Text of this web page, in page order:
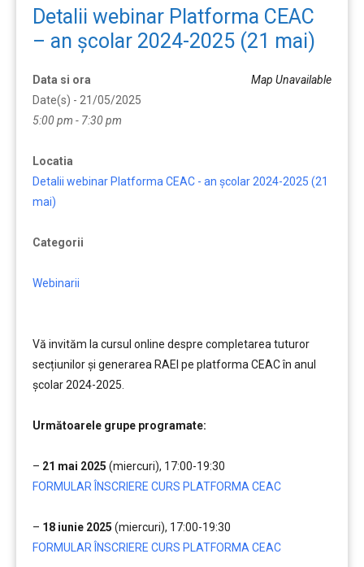
Detalii webinar Platforma CEAC
– an școlar 2024-2025 (21 mai)
Map Unavailable
Data si ora
Date(s) - 21/05/2025
5:00 pm - 7:30 pm
Locatia
Detalii webinar Platforma CEAC - an școlar 2024-2025 (21
mai)
Categorii
Webinarii
Vă invităm la cursul online despre completarea tuturor
secțiunilor și generarea RAEI pe platforma CEAC în anul
școlar 2024-2025.
Următoarele grupe programate:
– 21 mai 2025 (miercuri), 17:00-19:30
FORMULAR ÎNSCRIERE CURS PLATFORMA CEAC
– 18 iunie 2025 (miercuri), 17:00-19:30
FORMULAR ÎNSCRIERE CURS PLATFORMA CEAC